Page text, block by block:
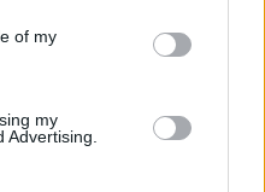
of my
my
Advertising.